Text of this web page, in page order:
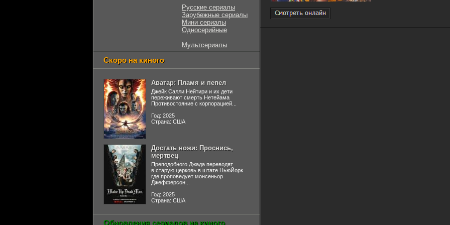
Русские сериалы
Зарубежные сериалы
Мини сериалы
Односерийные
Мультсериалы
Скоро на киного
Аватар: Пламя и пепел
Джейк Салли Нейтири и их дети
переживают смерть Нетейама
Противостояние с корпорацией...
Год: 2025
Страна: США
Достать ножи: Проснись,
мертвец
Преподобного Джада переводят
в старую церковь в штате НьюЙорк
где проповедует монсеньор
Джефферсон...
Год: 2025
Страна: США
Обновления сериалов на киного